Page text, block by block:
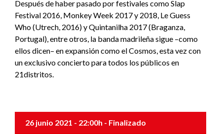
Después de haber pasado por festivales como Slap
Festival 2016, Monkey Week 2017 y 2018, Le Guess
Who (Utrech, 2016) y Quintanilha 2017 (Braganza,
Portugal), entre otros, la banda madrileña sigue –como
ellos dicen– en expansión como el Cosmos, esta vez con
un exclusivo concierto para todos los públicos en
21distritos.
26 junio 2021 - 22:00h - Finalizado